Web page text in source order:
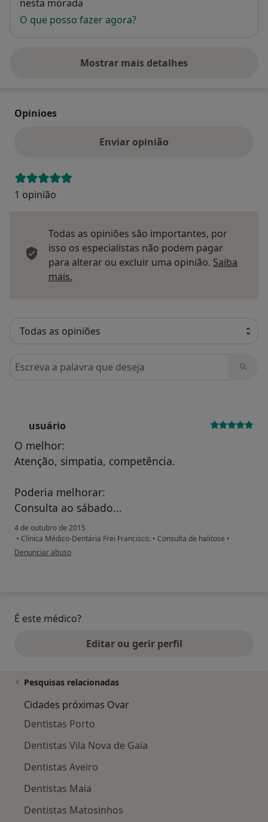
nesta morada
O que posso fazer agora?
Mostrar mais detalhes
sobre o endereço
Opinioes
Enviar opinião
1 opinião
Todas as opiniões são importantes, por
isso os especialistas não podem pagar
para alterar ou excluir uma opinião. Saiba
mais.
Pesquisar em opiniões
usuário
O melhor:
Atenção, simpatia, competência.
Poderia melhorar:
Consulta ao sábado...
4 de outubro de 2015
• Clinica Médico-Dentária Frei Francisco. • Consulta de halitose •
na opinião do utilizador usuário
Denunciar abuso
É este médico?
Editar ou gerir perfil
Pesquisas relacionadas
Cidades próximas Ovar
Dentistas Porto
Dentistas Vila Nova de Gaia
Dentistas Aveiro
Dentistas Maia
Dentistas Matosinhos